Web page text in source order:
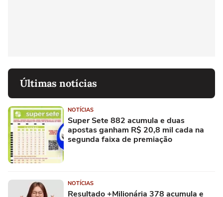
Últimas notícias
NOTÍCIAS
Super Sete 882 acumula e duas
apostas ganham R$ 20,8 mil cada na
segunda faixa de premiação
NOTÍCIAS
Resultado +Milionária 378 acumula e